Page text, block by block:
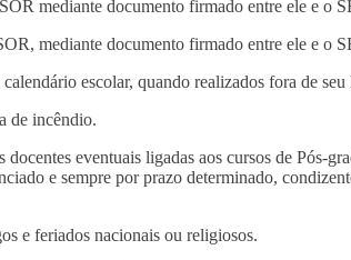
mediante documento firmado entre ele e o
mediante documento firmado entre ele e o
escolar, quando realizados fora de
de incêndio.
eventuais ligadas aos cursos de Pós-
e sempre por prazo determinado,
e feriados nacionais ou religiosos.